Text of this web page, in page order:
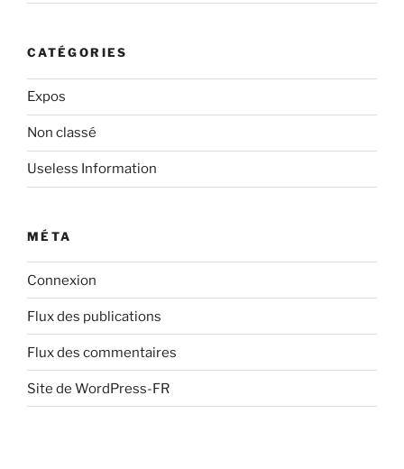
CATÉGORIES
Expos
Non classé
Useless Information
MÉTA
Connexion
Flux des publications
Flux des commentaires
Site de WordPress-FR